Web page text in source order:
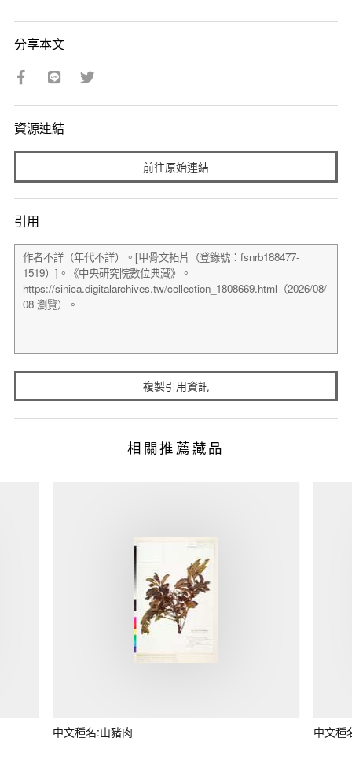
分享本文
資源連結
前往原始連結
引用
複製引用資訊
相關推薦藏品
中文種名:山豬肉 中文種